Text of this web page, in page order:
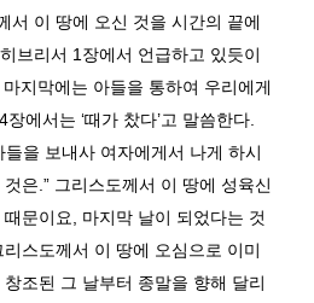
서 이 땅에 오신 것을 시간의 끝에
히브리서 1 장에서 언급하고 있듯이
지막에는 아들을 통하여 우리에게
4장에서는 ‘때가 찼다’고 말씀한다
을 보내사 여자에게서 나게 하시
것은 .” 그리스도께서 이 땅에 성육신
문이요
마지막 날이 되었다는 것
리스도께서 이 땅에 오심으로 이미
창조된 그 날부터 종말을 향해 달리